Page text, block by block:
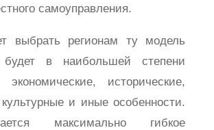
самоуправления.
выбрать регионам ту модель
в наибольшей степени
исторические,
и иные особенности.
максимально гибкое